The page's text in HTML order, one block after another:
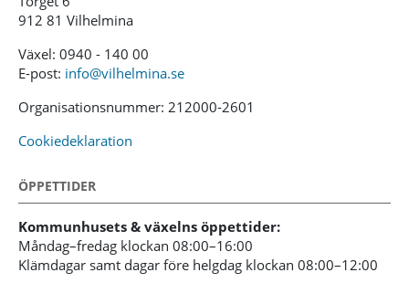
912 81 Vilhelmina
Växel: 0940 - 140 00
E-post: info@vilhelmina.se
Organisationsnummer: 212000-2601
Cookiedeklaration
ÖPPETTIDER
Kommunhusets & växelns öppettider:
Måndag–fredag klockan 08:00–16:00
Klämdagar samt dagar före helgdag klockan 08:00–12:00